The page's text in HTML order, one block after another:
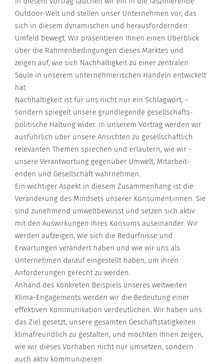
Outdoor-Welt und stellen unser Unternehmen vor, das
sich in diesem dynamischen und herausfordernden
Umfeld bewegt. Wir präsentieren Ihnen einen Überblick
über die Rahmenbedingungen dieses Marktes und
zeigen auf, wie sich Nachhaltigkeit zu einer zentralen
Säule in unserem unternehmerischen Handeln entwickelt
hat.
Nachhaltigkeit ist für uns nicht nur ein Schlagwort, ­
sondern spiegelt unsere grundlegende gesellschafts­
politische Haltung wider. In unserem Vortrag werden wir
ausführlich über unsere Ansichten zu gesellschaftlich
relevanten Themen sprechen und erläutern, wie wir ­
unsere Verantwortung gegenüber Umwelt, Mitarbeit­
enden und Gesellschaft wahrnehmen.
Ein wichtiger Aspekt in diesem Zusammenhang ist die
Veränderung des Mindsets unserer Konsument:innen. Sie
sind zunehmend umweltbewusst und setzen sich aktiv
mit den Auswirkungen ihres Konsums auseinander. Wir
werden aufzeigen, wie sich die Bedürfnisse und
Erwartungen verändert haben und wie wir uns als
Unternehmen darauf eingestellt haben, um ihren
Anforderungen gerecht zu werden.
Anhand des konkreten Beispiels unseres weltweiten
Klima-Engagements werden wir die Bedeutung einer
effektiven Kommunikation verdeutlichen. Wir haben uns
das Ziel gesetzt, unsere gesamten Geschäftstätigkeiten
klimafreundlich zu gestalten, und möchten Ihnen zeigen,
wie wir dieses Vorhaben nicht nur umsetzen, sondern
auch aktiv kommunizieren.